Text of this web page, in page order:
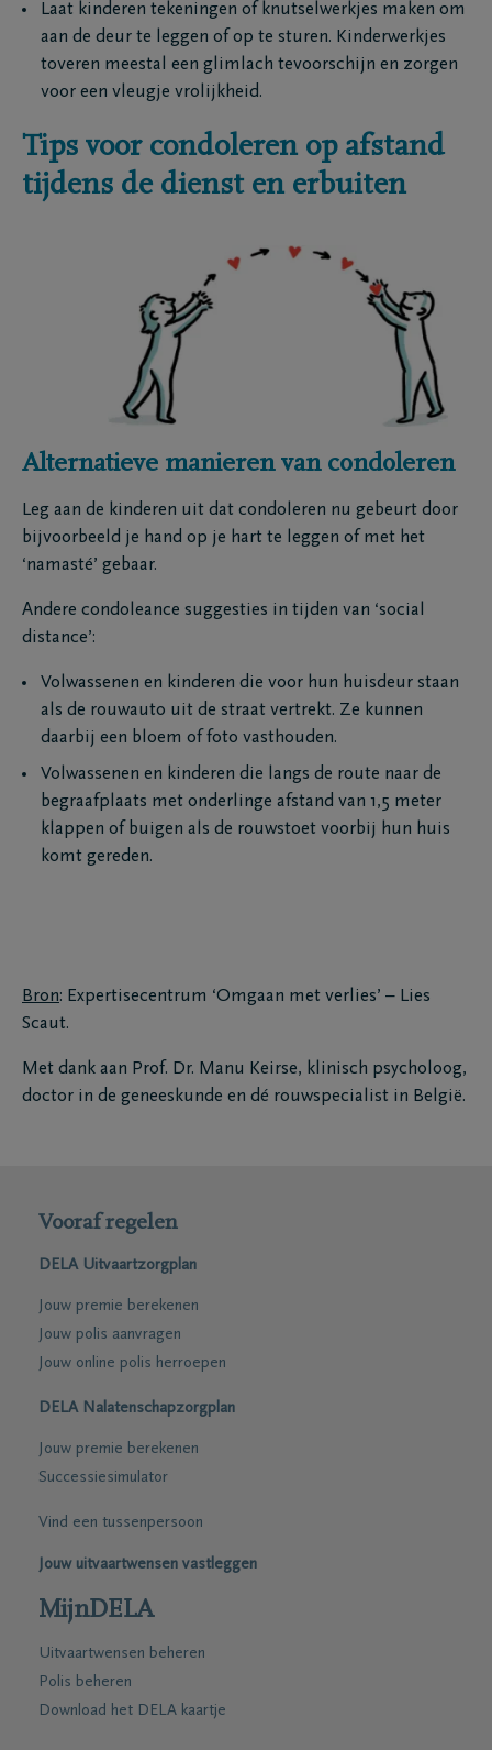
Laat kinderen tekeningen of knutselwerkjes maken om
aan de deur te leggen of op te sturen. Kinderwerkjes
toveren meestal een glimlach tevoorschijn en zorgen
voor een vleugje vrolijkheid.
Tips voor condoleren op afstand
tijdens de dienst en erbuiten
Alternatieve manieren van condoleren
Leg aan de kinderen uit dat condoleren nu gebeurt door
bijvoorbeeld je hand op je hart te leggen of met het
‘namasté’ gebaar.
Andere condoleance suggesties in tijden van ‘social
distance’:
Volwassenen en kinderen die voor hun huisdeur staan
als de rouwauto uit de straat vertrekt. Ze kunnen
daarbij een bloem of foto vasthouden.
Volwassenen en kinderen die langs de route naar de
begraafplaats met onderlinge afstand van 1,5 meter
klappen of buigen als de rouwstoet voorbij hun huis
komt gereden.
Bron: Expertisecentrum ‘Omgaan met verlies’ – Lies
Scaut.
Met dank aan Prof. Dr. Manu Keirse, klinisch psycholoog,
doctor in de geneeskunde en dé rouwspecialist in België.
Vooraf regelen
DELA Uitvaartzorgplan
Jouw premie berekenen
Jouw polis aanvragen
Jouw online polis herroepen
DELA Nalatenschapzorgplan
Jouw premie berekenen
Successiesimulator
Vind een tussenpersoon
Jouw uitvaartwensen vastleggen
MijnDELA
Uitvaartwensen beheren
Polis beheren
Download het DELA kaartje